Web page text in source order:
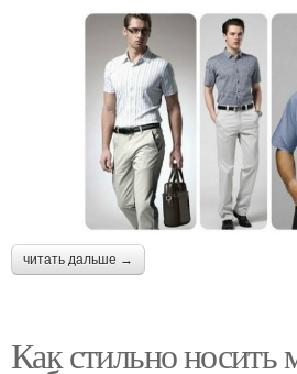
читать дальше →
Как стильно